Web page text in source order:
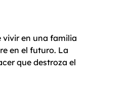
vivir en una familia
en el futuro. La
que destroza el